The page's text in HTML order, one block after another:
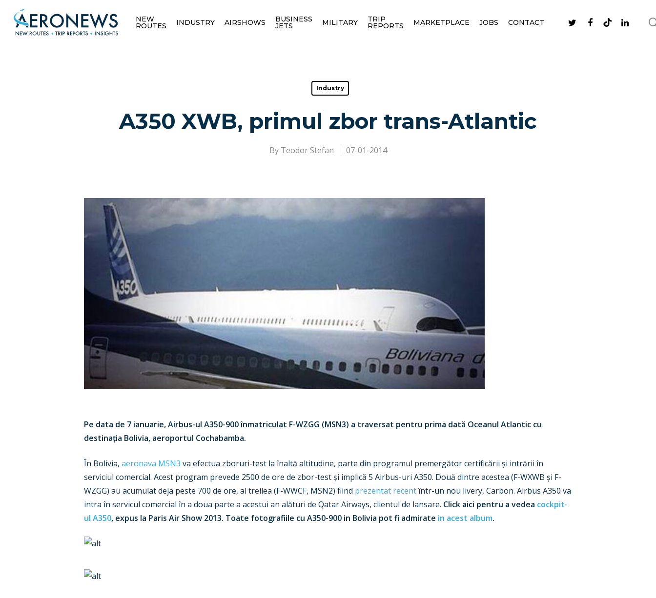
Hit enter to search or ESC to close
NEW
ROUTES INDUSTRY AIRSHOWS BUSINESS
JETS MILITARY TRIP
REPORTS MARKETPLACE JOBS CONTACT
Industry
A350 XWB, primul zbor trans-Atlantic
By Teodor Stefan 07-01-2014
Pe data de 7 ianuarie, Airbus-ul A350-900 înmatriculat F-WZGG (MSN3) a traversat pentru prima dată Oceanul Atlantic cu
destinația Bolivia, aeroportul Cochabamba.
În Bolivia, aeronava MSN3 va efectua zboruri-test la înaltă altitudine, parte din programul premergător certificării și intrării în
serviciul comercial. Acest program prevede 2500 de ore de zbor-test și implică 5 Airbus-uri A350. Două dintre acestea (F-WXWB și F-
WZGG) au acumulat deja peste 700 de ore, al treilea (F-WWCF, MSN2) fiind prezentat recentîntr-un nou livery, Carbon. Airbus A350 va
intra în servicul comercial în a doua parte a acestui an alături de Qatar Airways, clientul de lansare. Click aici pentru a vedea cockpit-
ul A350, expus la Paris Air Show 2013. Toate fotografiile cu A350-900 in Bolivia pot fi admirate in acest album.